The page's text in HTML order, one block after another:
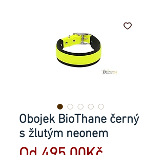
Obojek BioThane černý
s žlutým neonem